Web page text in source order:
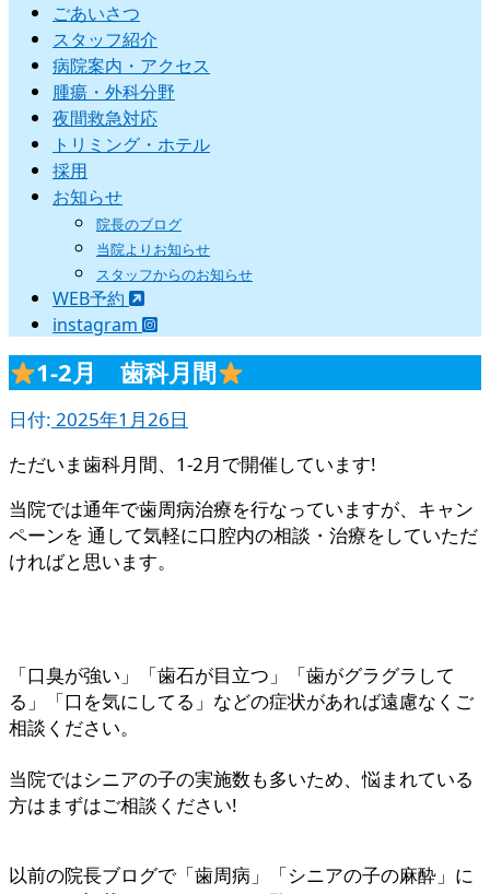
ごあいさつ
スタッフ紹介
病院案内・アクセス
腫瘍・外科分野
夜間救急対応
トリミング・ホテル
採用
お知らせ
院長のブログ
当院よりお知らせ
スタッフからのお知らせ
WEB予約
instagram
1-2月 歯科月間
日付: 2025年1月26日
ただいま歯科月間、1-2月で開催しています!
当院では通年で歯周病治療を行なっていますが、キャン
ペーンを 通して気軽に口腔内の相談・治療をしていただ
ければと思います。
「口臭が強い」「歯石が目立つ」「歯がグラグラして
る」「口を気にしてる」などの症状があれば遠慮なくご
相談ください。
当院ではシニアの子の実施数も多いため、悩まれている
方はまずはご相談ください!
以前の院長ブログで「歯周病」「シニアの子の麻酔」に